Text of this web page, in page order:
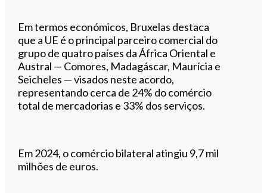
Em termos económicos, Bruxelas destaca
que a UE é o principal parceiro comercial do
grupo de quatro países da África Oriental e
Austral — Comores, Madagáscar, Maurícia e
Seicheles — visados neste acordo,
representando cerca de 24% do comércio
total de mercadorias e 33% dos serviços.
Em 2024, o comércio bilateral atingiu 9,7 mil
milhões de euros.